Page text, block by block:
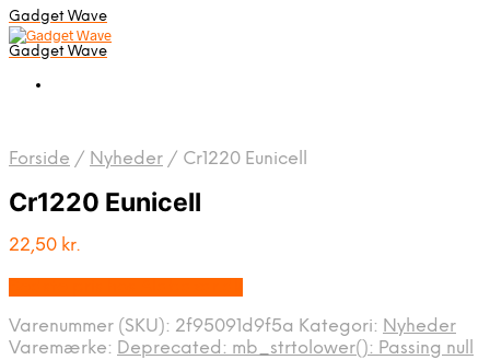
Gadget Wave
Gadget Wave
Forside / Nyheder / Cr1220 Eunicell
Cr1220 Eunicell
22,50 kr.
Varenummer (SKU): 2f95091d9f5a Kategori: Nyheder
Varemærke: Deprecated: mb_strtolower(): Passing null